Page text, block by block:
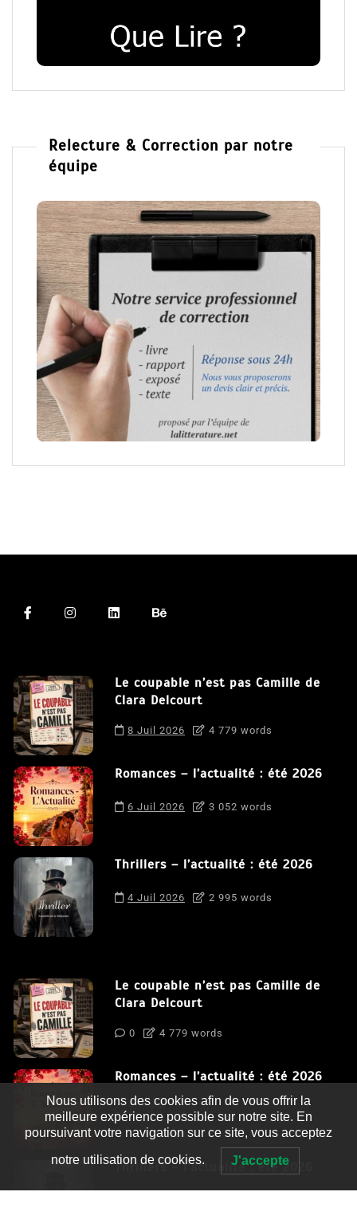
Relecture & Correction par notre
équipe
Le coupable n’est pas Camille de
Clara Delcourt
8 Juil 2026 4 779 words
Romances – l’actualité : été 2026
6 Juil 2026 3 052 words
Thrillers – l’actualité : été 2026
4 Juil 2026 2 995 words
Le coupable n’est pas Camille de
Clara Delcourt
0 4 779 words
Romances – l’actualité : été 2026
0 3 052 words
Thrillers – l’actualité : été 2026
Nous utilisons des cookies afin de vous offrir la
meilleure expérience possible sur notre site. En
poursuivant votre navigation sur ce site, vous acceptez
notre utilisation de cookies. J'accepte